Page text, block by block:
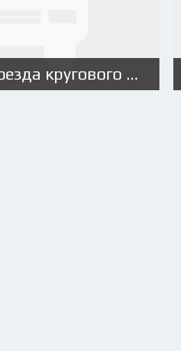
Правила проезда кругового движения